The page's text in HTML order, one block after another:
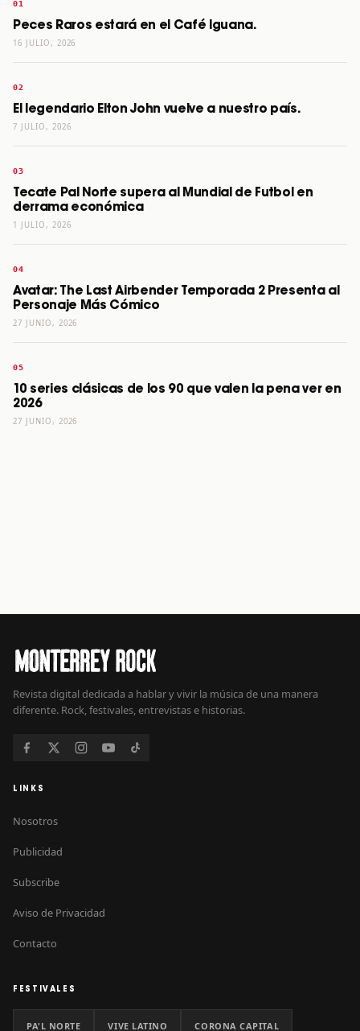
Peces Raros estará en el Café Iguana.
16 JULIO, 2026
El legendario Elton John vuelve a nuestro país.
7 JULIO, 2026
Tecate Pal Norte supera al Mundial de Futbol en
derrama económica
1 JULIO, 2026
Avatar: The Last Airbender Temporada 2 Presenta al
Personaje Más Cómico
27 JUNIO, 2026
10 series clásicas de los 90 que valen la pena ver en
2026
27 JUNIO, 2026
Revista digital dedicada a hablar y vivir la música de una manera
diferente. Rock, festivales, entrevistas e historias.
LINKS
Nosotros
Publicidad
Subscribe
Aviso de Privacidad
Contacto
FESTIVALES
PA'L NORTE VIVE LATINO CORONA CAPITAL